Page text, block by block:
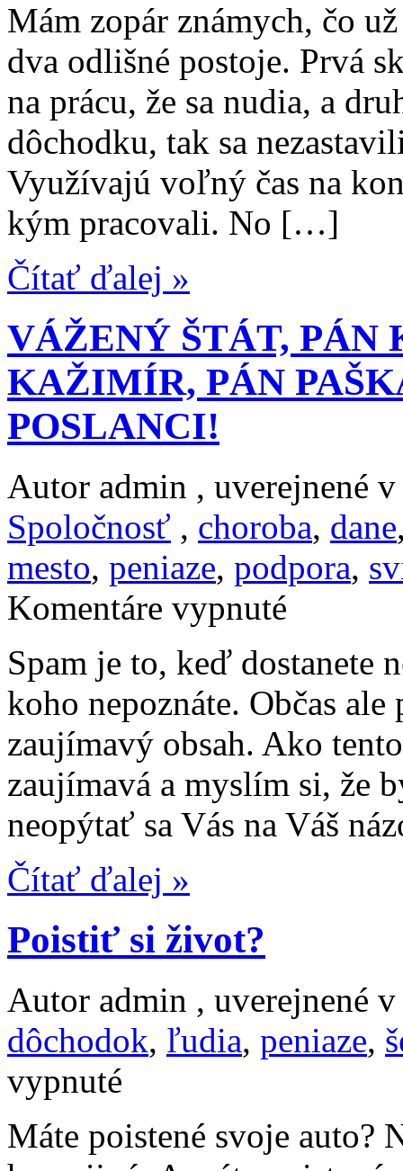
Mám zopár známych, čo
dva odlišné postoje. Prvá
na prácu, že sa nudia, a
dôchodku, tak sa
Využívajú voľný čas na
kým pracovali. No […]
Čítať ďalej »
VÁŽENÝ ŠTÁT, PÁN
KAŽIMÍR, PÁN
POSLANCI!
Autor admin , uverejnené
Spoločnosť , choroba, dane
mesto, peniaze, podpora,
Komentáre vypnuté
KISKA,
PÁN
FICO,
PÁN
PÁN
PAŠKA,
VÁŽENÍ
PÁNI
POSLANCI!
Spam je to, keď dostanete
koho nepoznáte. Občas
zaujímavý obsah. Ako
zaujímavá a myslím si, že
neopýtať sa Vás na Váš
Čítať ďalej »
Poistiť si život?
Autor admin , uverejnené
dôchodok, ľudia, peniaze,
vypnuté
Máte poistené svoje auto?